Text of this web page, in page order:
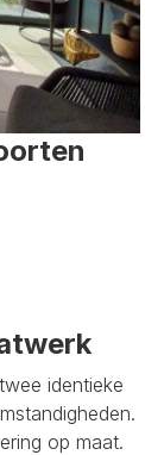
identieke
op maat.